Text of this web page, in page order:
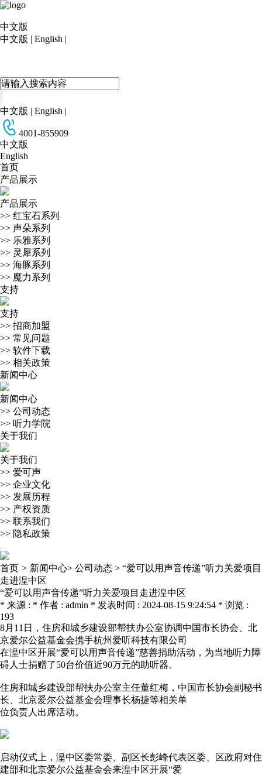
中文版
中文版 | English |
中文版 | English |
4001-855909
中文版
English
首页
产品展示
产品展示
>> 红宝石系列
>> 声朵系列
>> 乐雅系列
>> 灵犀系列
>> 海豚系列
>> 魔力系列
支持
支持
>> 招商加盟
>> 常见问题
>> 软件下载
>> 相关政策
新闻中心
新闻中心
>> 公司动态
>> 听力学院
关于我们
关于我们
>> 爱可声
>> 企业文化
>> 发展历程
>> 产权资质
>> 联系我们
>> 隐私政策
首页 > 新闻中心> 公司动态 > “爱可以用声音传递”听力关爱项目
走进湟中区
“爱可以用声音传递”听力关爱项目走进湟中区
* 来源 : * 作者 : admin * 发表时间 : 2024-08-15 9:24:54 * 浏览 :
193
8月11日，住房和城乡建设部帮扶办公室协调中国市长协会、北
京爱尔公益基金会携手杭州爱听科技有限公司
在湟中区开展“爱可以用声音传递”慈善捐助活动，为当地听力障
碍人士捐赠了50台价值近90万元的助听器。
住房和城乡建设部帮扶办公室主任董红梅，中国市长协会副秘书
长、北京爱尔公益基金会理事长杨捷等相关单
位负责人出席活动。
启动仪式上，湟中区委常委、副区长彭峰代表区委、区政府对住
建部和北京爱尔公益基金会来湟中区开展“爱